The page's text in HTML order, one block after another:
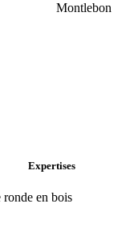
Montlebon
Expertises
ronde en bois